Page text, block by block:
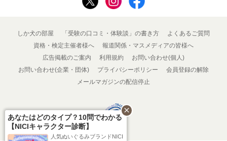
しか犬の部屋 「受験の口コミ・体験談」の書き方
よくあるご質問
資格・検定主催者様へ
報道関係・マスメディアの皆様へ
広告掲載のご案内
利用規約
お問い合わせ(個人)
お問い合わせ(企業・団体)
プライバシーポリシー
会員登録の解除
メールマガジンの配信停止
あなたはどのタイプ？10問でわかる
【NICIキャラクター診断】
人気ぬいぐるみブランドNICI
close